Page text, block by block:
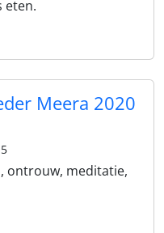
eten.
Meera 2020
ontrouw, meditatie,